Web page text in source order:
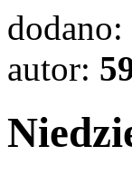
dodano:
autor: